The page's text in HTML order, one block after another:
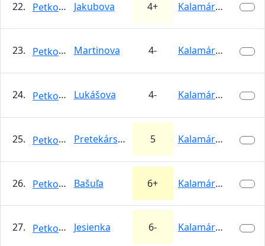
22. Petkooo Jakubova 4+ Kalamárka
23. Petkooo Martinova 4- Kalamárka
24. Petkooo Lukášova 4- Kalamárka
25. Petkooo Pretekárska (Búrková) 5 Kalamárka
26. Petkooo Bašuľa 6+ Kalamárka
27. Petkooo Jesienka 6- Kalamárka